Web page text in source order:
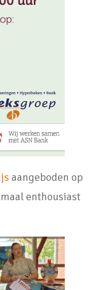
aangeboden op
enthousiast